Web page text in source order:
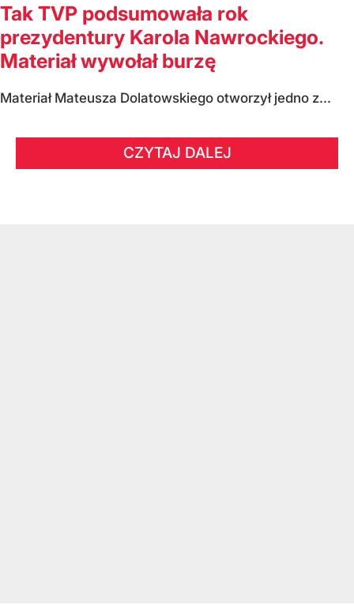
Tak TVP podsumowała rok
prezydentury Karola Nawrockiego.
Materiał wywołał burzę
Materiał Mateusza Dolatowskiego otworzył jedno z...
CZYTAJ DALEJ